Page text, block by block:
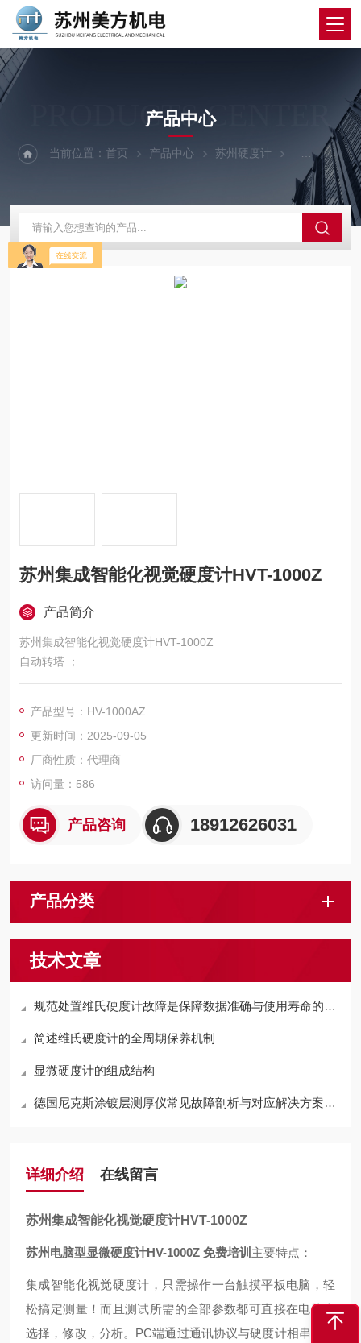
PRODUCTS CENTER
产品中心
当前位置：首页 产品中心 苏州硬度计 显微硬度计
苏州集成智能化视觉硬度计HVT-1000Z
产品简介
苏州集成智能化视觉硬度计HVT-1000Z
自动转塔 ；
无摩擦主轴，试验力精度高；
高精度光学测量系统，精密座标试台 ；
产品型号：HV-1000AZ
更新时间：2025-09-05
厂商性质：代理商
访问量：586
产品咨询 18912626031
产品分类
技术文章
规范处置维氏硬度计故障是保障数据准确与使用寿命的关键
简述维氏硬度计的全周期保养机制
显微硬度计的组成结构
德国尼克斯涂镀层测厚仪常见故障剖析与对应解决方案分享
详细介绍 在线留言
苏州集成智能化视觉硬度计HVT-1000Z
苏州电脑型显微硬度计HV-1000Z 免费培训 主要特点：
集成智能化视觉硬度计，只需操作一台触摸平板电脑 ，轻
松搞定测量！而且 测试所需的全部参数都可直接在电脑上
选择，修改，分析。 PC端通过通讯协议与硬度计相串连
，